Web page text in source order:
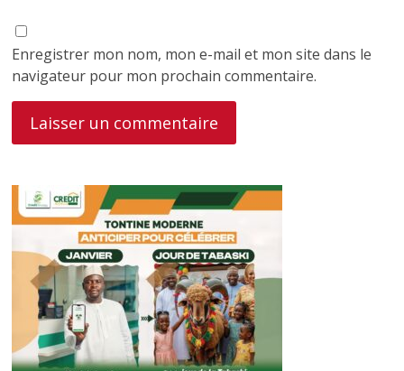
Enregistrer mon nom, mon e-mail et mon site dans le
navigateur pour mon prochain commentaire.